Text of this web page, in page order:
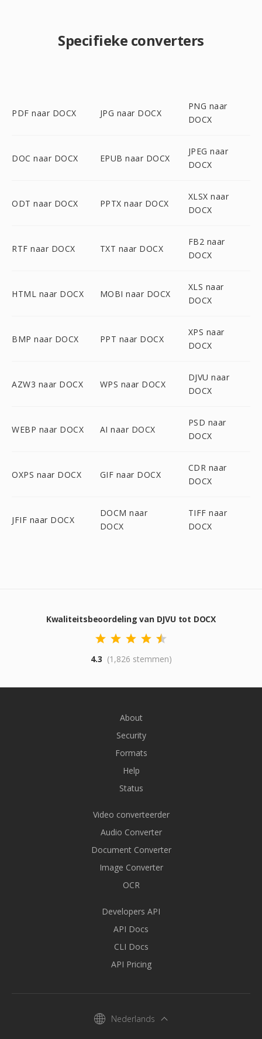
Specifieke converters
PDF naar DOCX JPG naar DOCX
PNG naar
DOCX
DOC naar DOCX EPUB naar DOCX
JPEG naar
DOCX
ODT naar DOCX PPTX naar DOCX
XLSX naar
DOCX
RTF naar DOCX TXT naar DOCX
FB2 naar
DOCX
HTML naar DOCX MOBI naar DOCX
XLS naar
DOCX
BMP naar DOCX PPT naar DOCX
XPS naar
DOCX
AZW3 naar DOCX WPS naar DOCX
DJVU naar
DOCX
WEBP naar DOCX AI naar DOCX
PSD naar
DOCX
OXPS naar DOCX GIF naar DOCX
CDR naar
DOCX
JFIF naar DOCX
DOCM naar
DOCX
TIFF naar
DOCX
Kwaliteitsbeoordeling van DJVU tot DOCX
4.3 (1,826 stemmen)
About
Security
Formats
Help
Status
Video converteerder
Audio Converter
Document Converter
Image Converter
OCR
Developers API
API Docs
CLI Docs
API Pricing
Nederlands